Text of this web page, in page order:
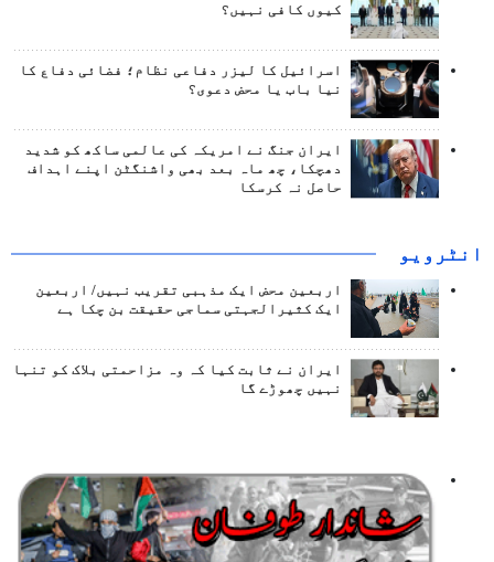
کیوں کافی نہیں؟
اسرائیل کا لیزر دفاعی نظام؛ فضائی دفاع کا
نیا باب یا محض دعوی؟
ایران جنگ نے امریکہ کی عالمی ساکھ کو شدید
دھچکا، چھ ماہ بعد بھی واشنگٹن اپنے اہداف
حاصل نہ کرسکا
انٹرويو
اربعین محض ایک مذہبی تقریب نہیں/ اربعین
ایک کثیرالجہتی سماجی حقیقت بن چکا ہے
ایران نے ثابت کیا کہ وہ مزاحمتی بلاک کو تنہا
نہیں چھوڑے گا